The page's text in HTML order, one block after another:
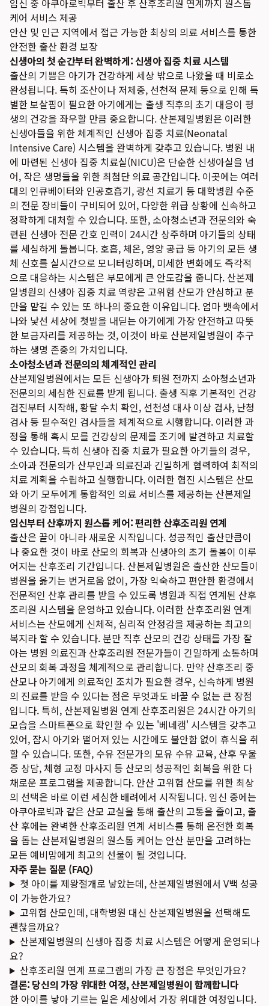
임신 중 아쿠아로빅부터 출산 후 산후조리원 연계까지 원스톱
케어 서비스 제공
안산 및 인근 지역에서 접근 가능한 최상의 의료 서비스를 통한
안전한 출산 환경 보장
신생아의 첫 순간부터 완벽하게: 신생아 집중 치료 시스템
출산의 기쁨은 아기가 건강하게 세상 밖으로 나왔을 때 비로소
완성됩니다. 특히 조산이나 저체중, 선천적 문제 등으로 인해 특
별한 보살핌이 필요한 아기에게는 출생 직후의 초기 대응이 평
생의 건강을 좌우할 만큼 중요합니다. 산본제일병원은 이러한
신생아들을 위한 체계적인 신생아 집중 치료(Neonatal
Intensive Care) 시스템을 완벽하게 갖추고 있습니다. 병원 내
에 마련된 신생아 집중 치료실(NICU)은 단순한 신생아실을 넘
어, 작은 생명들을 위한 최첨단 의료 공간입니다. 이곳에는 여러
대의 인큐베이터와 인공호흡기, 광선 치료기 등 대학병원 수준
의 전문 장비들이 구비되어 있어, 다양한 위급 상황에 신속하고
정확하게 대처할 수 있습니다. 또한, 소아청소년과 전문의와 숙
련된 신생아 전문 간호 인력이 24시간 상주하며 아기들의 상태
를 세심하게 돌봅니다. 호흡, 체온, 영양 공급 등 아기의 모든 생
체 신호를 실시간으로 모니터링하며, 미세한 변화에도 즉각적
으로 대응하는 시스템은 부모에게 큰 안도감을 줍니다. 산본제
일병원의 신생아 집중 치료 역량은 고위험 산모가 안심하고 분
만을 맡길 수 있는 또 하나의 중요한 이유입니다. 엄마 뱃속에서
나와 낯선 세상에 첫발을 내딛는 아기에게 가장 안전하고 따뜻
한 보금자리를 제공하는 것, 이것이 바로 산본제일병원이 추구
하는 생명 존중의 가치입니다.
소아청소년과 전문의의 체계적인 관리
산본제일병원에서는 모든 신생아가 퇴원 전까지 소아청소년과
전문의의 세심한 진료를 받게 됩니다. 출생 직후 기본적인 건강
검진부터 시작해, 황달 수치 확인, 선천성 대사 이상 검사, 난청
검사 등 필수적인 검사들을 체계적으로 시행합니다. 이러한 과
정을 통해 혹시 모를 건강상의 문제를 조기에 발견하고 치료할
수 있습니다. 특히 신생아 집중 치료가 필요한 아기들의 경우,
소아과 전문의가 산부인과 의료진과 긴밀하게 협력하여 최적의
치료 계획을 수립하고 실행합니다. 이러한 협진 시스템은 산모
와 아기 모두에게 통합적인 의료 서비스를 제공하는 산본제일
병원의 강점입니다.
임신부터 산후까지 원스톱 케어: 편리한 산후조리원 연계
출산은 끝이 아니라 새로운 시작입니다. 성공적인 출산만큼이
나 중요한 것이 바로 산모의 회복과 신생아의 초기 돌봄이 이루
어지는 산후조리 기간입니다. 산본제일병원은 출산한 산모들이
병원을 옮기는 번거로움 없이, 가장 익숙하고 편안한 환경에서
전문적인 산후 관리를 받을 수 있도록 병원과 직접 연계된 산후
조리원 시스템을 운영하고 있습니다. 이러한 산후조리원 연계
서비스는 산모에게 신체적, 심리적 안정감을 제공하는 최고의
복지라 할 수 있습니다. 분만 직후 산모의 건강 상태를 가장 잘
아는 병원 의료진과 산후조리원 전문가들이 긴밀하게 소통하며
산모의 회복 과정을 체계적으로 관리합니다. 만약 산후조리 중
산모나 아기에게 의료적인 조치가 필요한 경우, 신속하게 병원
의 진료를 받을 수 있다는 점은 무엇과도 바꿀 수 없는 큰 장점
입니다. 특히, 산본제일병원 연계 산후조리원은 24시간 아기의
모습을 스마트폰으로 확인할 수 있는 '베네캠' 시스템을 갖추고
있어, 잠시 아기와 떨어져 있는 시간에도 불안함 없이 휴식을 취
할 수 있습니다. 또한, 수유 전문가의 모유 수유 교육, 산후 우울
증 상담, 체형 교정 마사지 등 산모의 성공적인 회복을 위한 다
채로운 프로그램을 제공합니다. 안산 고위험 산모를 위한 최상
의 선택은 바로 이런 세심한 배려에서 시작됩니다. 임신 중에는
아쿠아로빅과 같은 산모 교실을 통해 출산의 고통을 줄이고, 출
산 후에는 완벽한 산후조리원 연계 서비스를 통해 온전한 회복
을 돕는 산본제일병원의 원스톱 케어는 안산 분만을 고려하는
모든 예비맘에게 최고의 선물이 될 것입니다.
자주 묻는 질문 (FAQ)
첫 아이를 제왕절개로 낳았는데, 산본제일병원에서 V백 성공
이 가능한가요?
고위험 산모인데, 대학병원 대신 산본제일병원을 선택해도
괜찮을까요?
산본제일병원의 신생아 집중 치료 시스템은 어떻게 운영되나
요?
산후조리원 연계 프로그램의 가장 큰 장점은 무엇인가요?
결론: 당신의 가장 위대한 여정, 산본제일병원이 함께합니다
한 아이를 낳아 기르는 일은 세상에서 가장 위대한 여정입니다.